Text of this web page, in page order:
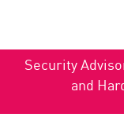
Security
and